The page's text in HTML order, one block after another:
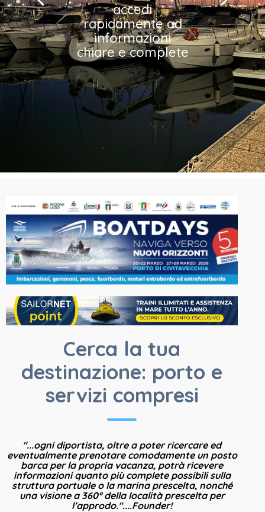
accedi
rapidamente ad
informazioni
chiare e complete
Cerca la tua
destinazione: porto e
servizi compresi
LE MIGLIORI
ATTRAZIONI
"...ogni diportista, oltre a poter ricercare ed
eventualmente prenotare comodamente un posto
barca per la propria vacanza, potrà ricevere
informazioni quanto più complete possibili sulla
struttura portuale o la marina prescelta, nonché
una visione a 360° della località prescelta per
l’approdo."....Founder!